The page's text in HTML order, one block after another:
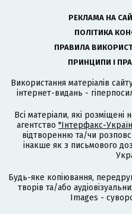
РЕКЛАМА НА
ПОЛІТИКА
ПРАВИЛА
ПРИНЦИПИ І
Використання матеріалів
інтернет-видань -
Всі матеріали, які розміщені
агентство "Інтерфакс-
відтворенню та/чи
інакше як з письмового
Будь-яке копіювання,
творів та/або
Images -